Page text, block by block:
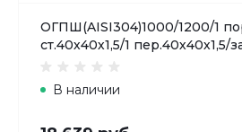
ОГПШ(AISI304)1000/1200/1
ст.40х40х1,5/1 пер.40х40х1,5/
В наличии